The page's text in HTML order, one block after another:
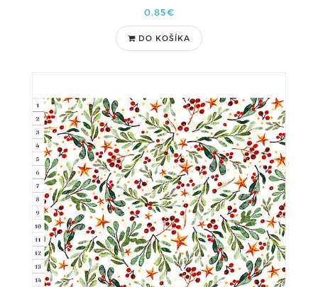
0,85€
DO KOŠÍKA